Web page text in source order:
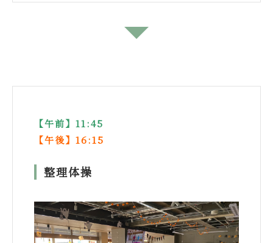
【午前】11:45
【午後】16:15
整理体操